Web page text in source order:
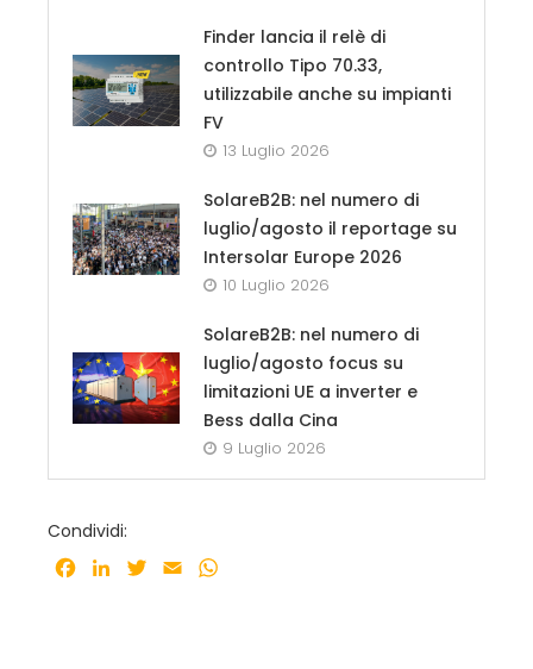
Finder lancia il relè di
controllo Tipo 70.33,
utilizzabile anche su impianti
FV
13 Luglio 2026
SolareB2B: nel numero di
luglio/agosto il reportage su
Intersolar Europe 2026
10 Luglio 2026
SolareB2B: nel numero di
luglio/agosto focus su
limitazioni UE a inverter e
Bess dalla Cina
9 Luglio 2026
Condividi:
Facebook
LinkedInTwitter
Email